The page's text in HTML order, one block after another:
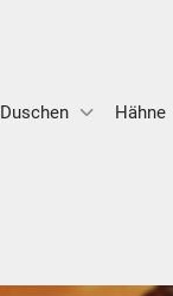
Duschen Hähne